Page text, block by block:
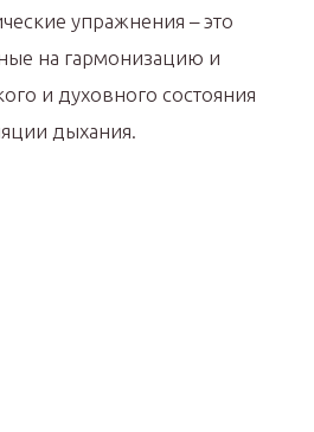
упражнения – это
на гармонизацию и
и духовного состояния
дыхания.